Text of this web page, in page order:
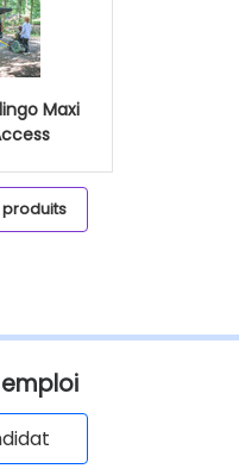
Maxi
produits